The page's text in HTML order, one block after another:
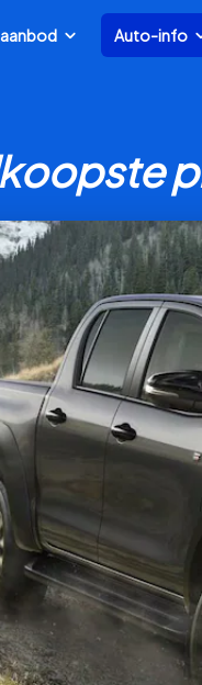
aanbod Auto-info